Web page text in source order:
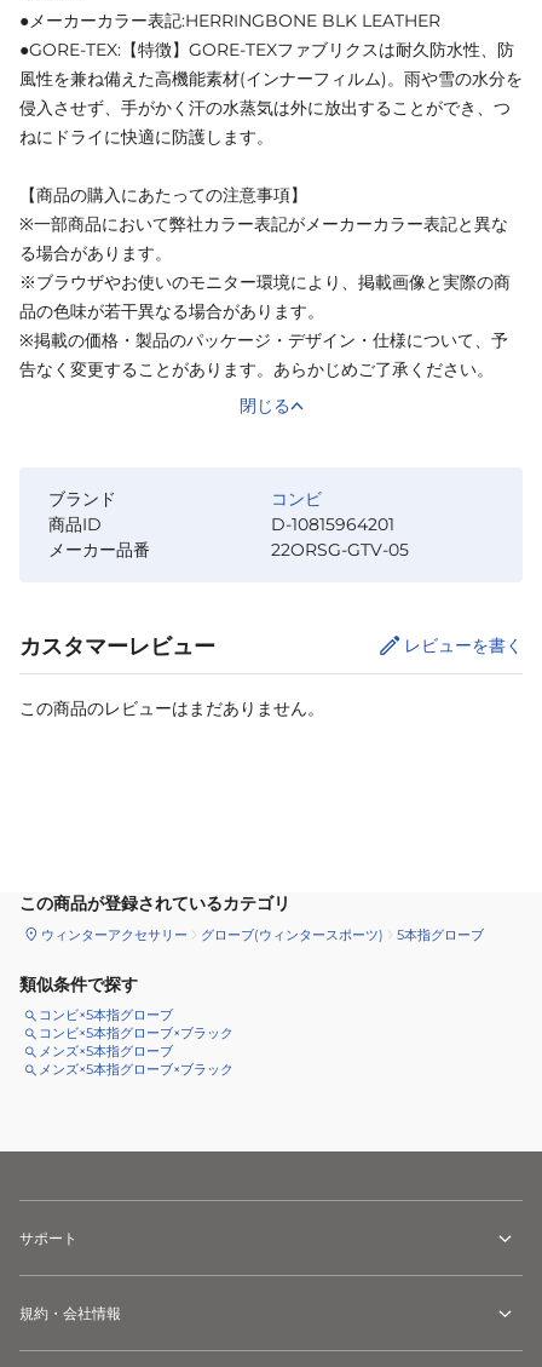
●メーカーカラー表記:HERRINGBONE BLK LEATHER
●GORE-TEX:【特徴】GORE-TEXファブリクスは耐久防水性、防
風性を兼ね備えた高機能素材(インナーフィルム)。雨や雪の水分を
侵入させず、手がかく汗の水蒸気は外に放出することができ、つ
ねにドライに快適に防護します。
【商品の購入にあたっての注意事項】
※一部商品において弊社カラー表記がメーカーカラー表記と異な
る場合があります。
※ブラウザやお使いのモニター環境により、掲載画像と実際の商
品の色味が若干異なる場合があります。
※掲載の価格・製品のパッケージ・デザイン・仕様について、予
告なく変更することがあります。あらかじめご了承ください。
閉じる
ブランド
コンビ
商品ID
D-10815964201
メーカー品番
22ORSG-GTV-05
カスタマーレビュー レビューを書く
この商品のレビューはまだありません。
この商品が登録されているカテゴリ
ウィンターアクセサリー グローブ(ウィンタースポーツ) 5本指グローブ
類似条件で探す
コンビ×5本指グローブ
コンビ×5本指グローブ×ブラック
メンズ×5本指グローブ
メンズ×5本指グローブ×ブラック
サポート
規約・会社情報